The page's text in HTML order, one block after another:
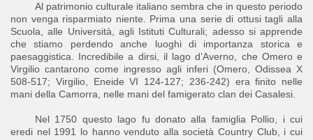
Al patrimonio culturale italiano sembra che in questo periodo
non venga risparmiato niente. Prima una serie di ottusi tagli alla
Scuola, alle Università, agli Istituti Culturali; adesso si apprende
che stiamo perdendo anche luoghi di importanza storica e
paesaggistica. Incredibile a dirsi, il lago d’Averno, che Omero e
Virgilio cantarono come ingresso agli inferi (Omero, Odissea X
508-517; Virgilio, Eneide VI 124-127; 236-242) era finito nelle
mani della Camorra, nelle mani del famigerato clan dei Casalesi.
Nel 1750 questo lago fu donato alla famiglia Pollio, i cui
eredi nel 1991 lo hanno venduto alla società Country Club, i cui